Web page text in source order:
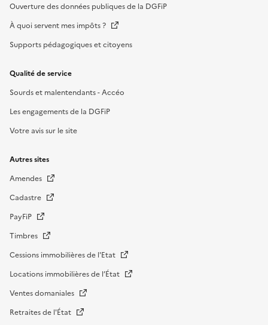
Ouverture des données publiques de la DGFiP
À quoi servent mes impôts ?
Supports pédagogiques et citoyens
Qualité de service
Sourds et malentendants - Accéo
Les engagements de la DGFiP
Votre avis sur le site
Autres sites
Amendes
Cadastre
PayFiP
Timbres
Cessions immobilières de l'Etat
Locations immobilières de l’État
Ventes domaniales
Retraites de l'État